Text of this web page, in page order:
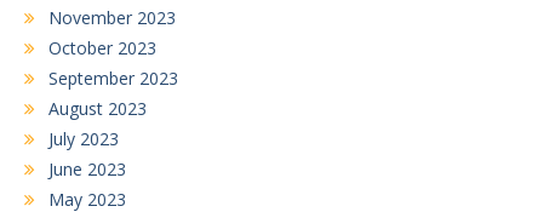
November 2023
October 2023
September 2023
August 2023
July 2023
June 2023
May 2023